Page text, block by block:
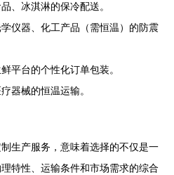
、冰淇淋的保冷配送。
学仪器、化工产品（需恒温）的防震
平台的个性化订单包装。
器械的恒温运输。
生产服务，意味着选择的不仅是一
特性、运输条件和市场需求的综合